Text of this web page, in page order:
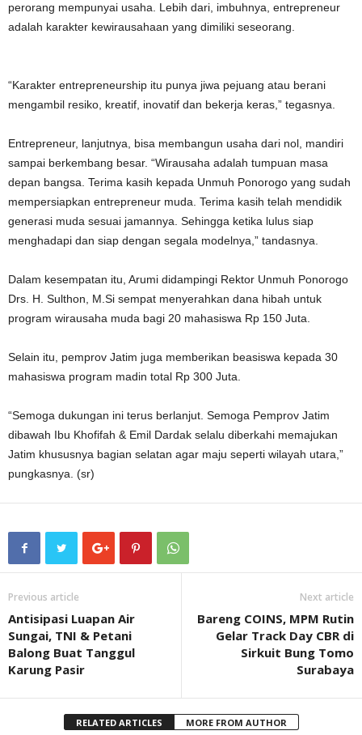
perorang mempunyai usaha. Lebih dari, imbuhnya, entrepreneur
adalah karakter kewirausahaan yang dimiliki seseorang.
“Karakter entrepreneurship itu punya jiwa pejuang atau berani
mengambil resiko, kreatif, inovatif dan bekerja keras,” tegasnya.
Entrepreneur, lanjutnya, bisa membangun usaha dari nol, mandiri
sampai berkembang besar. “Wirausaha adalah tumpuan masa
depan bangsa. Terima kasih kepada Unmuh Ponorogo yang sudah
mempersiapkan entrepreneur muda. Terima kasih telah mendidik
generasi muda sesuai jamannya. Sehingga ketika lulus siap
menghadapi dan siap dengan segala modelnya,” tandasnya.
Dalam kesempatan itu, Arumi didampingi Rektor Unmuh Ponorogo
Drs. H. Sulthon, M.Si sempat menyerahkan dana hibah untuk
program wirausaha muda bagi 20 mahasiswa Rp 150 Juta.
Selain itu, pemprov Jatim juga memberikan beasiswa kepada 30
mahasiswa program madin total Rp 300 Juta.
“Semoga dukungan ini terus berlanjut. Semoga Pemprov Jatim
dibawah Ibu Khofifah & Emil Dardak selalu diberkahi memajukan
Jatim khususnya bagian selatan agar maju seperti wilayah utara,”
pungkasnya. (sr)
Previous article
Antisipasi Luapan Air
Sungai, TNI & Petani
Balong Buat Tanggul
Karung Pasir
Next article
Bareng COINS, MPM Rutin
Gelar Track Day CBR di
Sirkuit Bung Tomo
Surabaya
RELATED ARTICLES MORE FROM AUTHOR